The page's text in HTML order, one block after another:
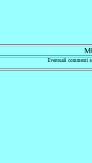
Eventuali commenti